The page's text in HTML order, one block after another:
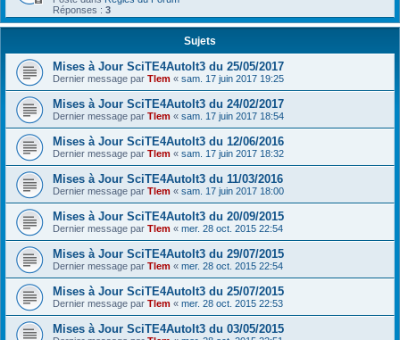
Réponses : 3
Sujets
Mises à Jour SciTE4AutoIt3 du 25/05/2017
Dernier message par Tlem « sam. 17 juin 2017 19:25
Mises à Jour SciTE4AutoIt3 du 24/02/2017
Dernier message par Tlem « sam. 17 juin 2017 18:54
Mises à Jour SciTE4AutoIt3 du 12/06/2016
Dernier message par Tlem « sam. 17 juin 2017 18:32
Mises à Jour SciTE4AutoIt3 du 11/03/2016
Dernier message par Tlem « sam. 17 juin 2017 18:00
Mises à Jour SciTE4AutoIt3 du 20/09/2015
Dernier message par Tlem « mer. 28 oct. 2015 22:54
Mises à Jour SciTE4AutoIt3 du 29/07/2015
Dernier message par Tlem « mer. 28 oct. 2015 22:54
Mises à Jour SciTE4AutoIt3 du 25/07/2015
Dernier message par Tlem « mer. 28 oct. 2015 22:53
Mises à Jour SciTE4AutoIt3 du 03/05/2015